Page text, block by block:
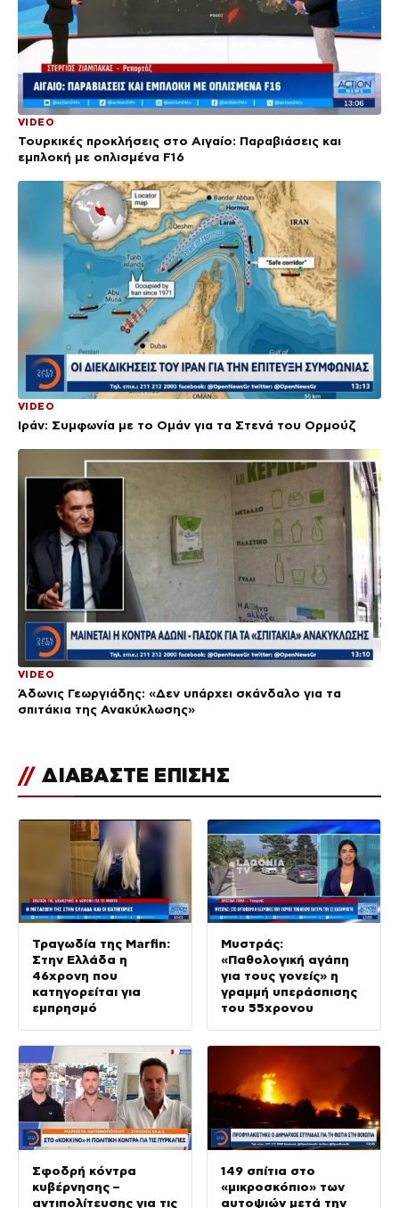
VIDEO
Τουρκικές προκλήσεις στο Αιγαίο: Παραβιάσεις και
εμπλοκή με οπλισμένα F16
VIDEO
Ιράν: Συμφωνία με το Ομάν για τα Στενά του Ορμούζ
VIDEO
Άδωνις Γεωργιάδης: «Δεν υπάρχει σκάνδαλο για τα
σπιτάκια της Ανακύκλωσης»
// ΔΙΑΒΑΣΤΕ ΕΠΙΣΗΣ
Τραγωδία της Marfin:
Στην Ελλάδα η
46χρονη που
κατηγορείται για
εμπρησμό
Μυστράς:
«Παθολογική αγάπη
για τους γονείς» η
γραμμή υπεράσπισης
του 55χρονου
Σφοδρή κόντρα
κυβέρνησης –
αντιπολίτευσης για τις
149 σπίτια στο
«μικροσκόπιο» των
αυτοψιών μετά την